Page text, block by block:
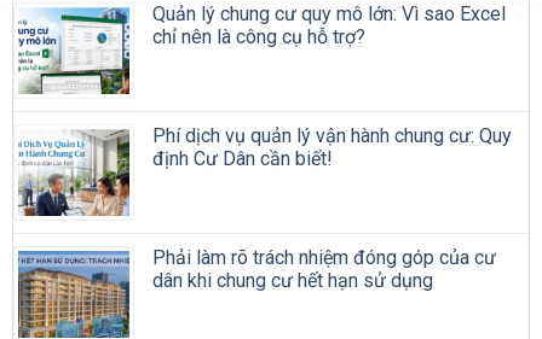
Quản lý chung cư quy mô lớn: Vì sao Excel
chỉ nên là công cụ hỗ trợ?
Phí dịch vụ quản lý vận hành chung cư: Quy
định Cư Dân cần biết!
Phải làm rõ trách nhiệm đóng góp của cư
dân khi chung cư hết hạn sử dụng